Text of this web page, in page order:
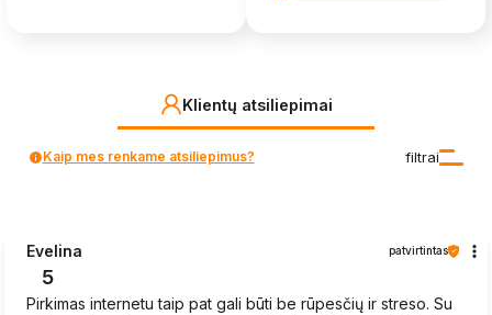
Klientų atsiliepimai
filtrai
Kaip mes renkame atsiliepimus?
Evelina patvirtintas
5
Pirkimas internetu taip pat gali būti be rūpesčių ir streso. Su